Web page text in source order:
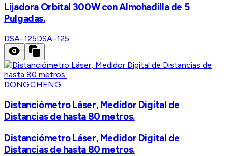
Lijadora Orbital 300W con Almohadilla de 5
Pulgadas.
DSA-125DSA-125
DONGCHENG
Distanciómetro Láser, Medidor Digital de
Distancias de hasta 80 metros.
Distanciómetro Láser, Medidor Digital de
Distancias de hasta 80 metros.